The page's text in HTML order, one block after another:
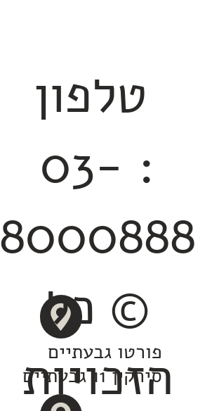
פורטו גבעתיים
סירקין 11 גבעתיים
טלפון
: 03-
8000888
© כל
הזכויות